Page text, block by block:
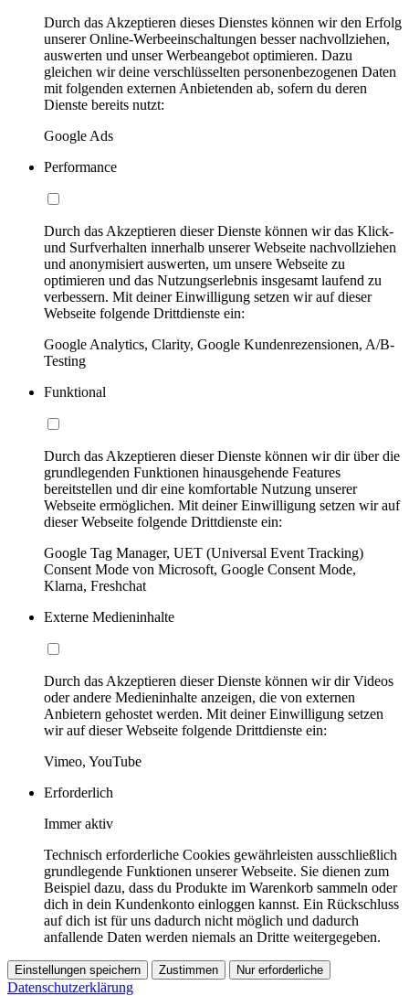
Durch das Akzeptieren dieses Dienstes können wir den Erfolg
unserer Online-Werbeeinschaltungen besser nachvollziehen,
auswerten und unser Werbeangebot optimieren. Dazu
gleichen wir deine verschlüsselten personenbezogenen Daten
mit folgenden externen Anbietenden ab, sofern du deren
Dienste bereits nutzt:
Google Ads
Performance
Durch das Akzeptieren dieser Dienste können wir das Klick-
und Surfverhalten innerhalb unserer Webseite nachvollziehen
und anonymisiert auswerten, um unsere Webseite zu
optimieren und das Nutzungserlebnis insgesamt laufend zu
verbessern. Mit deiner Einwilligung setzen wir auf dieser
Webseite folgende Drittdienste ein:
Google Analytics, Clarity, Google Kundenrezensionen, A/B-
Testing
Funktional
Durch das Akzeptieren dieser Dienste können wir dir über die
grundlegenden Funktionen hinausgehende Features
bereitstellen und dir eine komfortable Nutzung unserer
Webseite ermöglichen. Mit deiner Einwilligung setzen wir auf
dieser Webseite folgende Drittdienste ein:
Google Tag Manager, UET (Universal Event Tracking)
Consent Mode von Microsoft, Google Consent Mode,
Klarna, Freshchat
Externe Medieninhalte
Durch das Akzeptieren dieser Dienste können wir dir Videos
oder andere Medieninhalte anzeigen, die von externen
Anbietern gehostet werden. Mit deiner Einwilligung setzen
wir auf dieser Webseite folgende Drittdienste ein:
Vimeo, YouTube
Erforderlich
Immer aktiv
Technisch erforderliche Cookies gewährleisten ausschließlich
grundlegende Funktionen unserer Webseite. Sie dienen zum
Beispiel dazu, dass du Produkte im Warenkorb sammeln oder
dich in dein Kundenkonto einloggen kannst. Ein Rückschluss
auf dich ist für uns dadurch nicht möglich und dadurch
anfallende Daten werden niemals an Dritte weitergegeben.
Einstellungen speichern Zustimmen Nur erforderliche
Datenschutzerklärung